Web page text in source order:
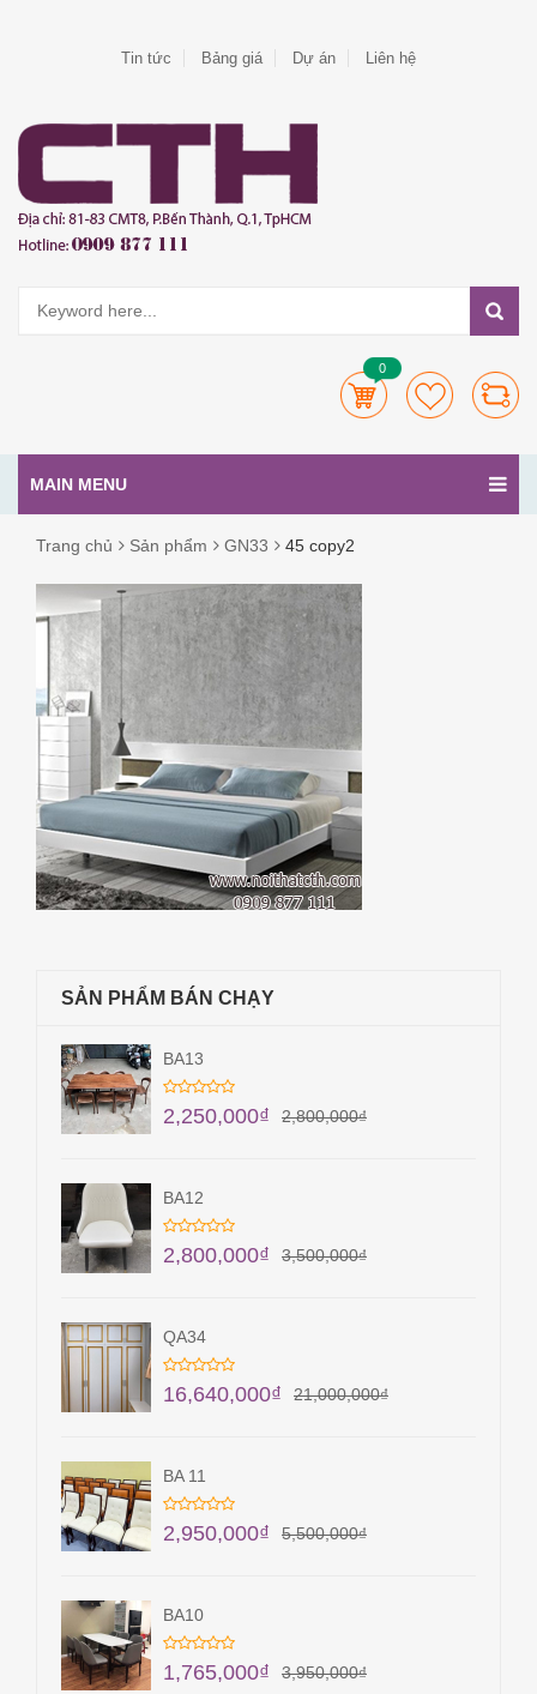
Tin tức Bảng giá Dự án Liên hệ
0
MAIN MENU
Trang chủ Sản phẩm GN33 45 copy2
45
COPY2
SẢN PHẨM BÁN CHẠY
BA13
2,800,000₫
2,250,000₫
BA12
3,500,000₫
2,800,000₫
QA34
21,000,000₫
16,640,000₫
BA 11
5,500,000₫
2,950,000₫
BA10
3,950,000₫
1,765,000₫